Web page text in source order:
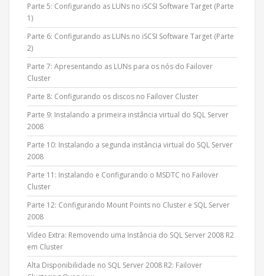
Parte 5: Configurando as LUNs no iSCSI Software Target (Parte
1)
Parte 6: Configurando as LUNs no iSCSI Software Target (Parte
2)
Parte 7: Apresentando as LUNs para os nós do Failover
Cluster
Parte 8: Configurando os discos no Failover Cluster
Parte 9: Instalando a primeira instância virtual do SQL Server
2008
Parte 10: Instalando a segunda instância virtual do SQL Server
2008
Parte 11: Instalando e Configurando o MSDTC no Failover
Cluster
Parte 12: Configurando Mount Points no Cluster e SQL Server
2008
Vídeo Extra: Removendo uma Instância do SQL Server 2008 R2
em Cluster
Alta Disponibilidade no SQL Server 2008 R2: Failover